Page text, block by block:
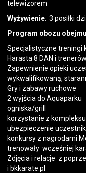
telewizorem
Wyżywienie: 3 posiłki
Program obozu
Specjalistyczne treningi
Harasta 8 DAN i
Zapewnienie opieki
wykwalifikowaną,
Gry i zabawy ruchowe
2 wyjścia do Aquaparku
ogniska/grill
korzystanie z
ubezpieczenie
konkursy z nagrodami
trenowały wcześniej
Zdjęcia i relacje z
i bkkarate.pl